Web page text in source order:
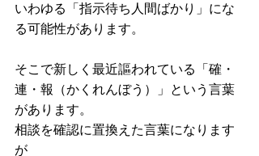
いわゆる「指示待ち人間ばかり」にな
る可能性があります。
そこで新しく最近謳われている「確・
連・報（かくれんぼう）」という言葉
があります。
相談を確認に置換えた言葉になります
が